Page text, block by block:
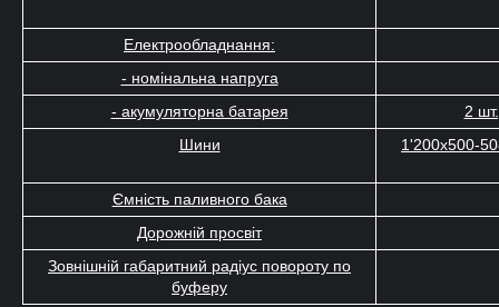
Електрообладнання:
- номінальна напруга
- акумуляторна батарея
2
Шини
1'200х500-
Ємність паливного бака
Дорожній просвіт
Зовнішній габаритний радіус повороту по
буферу